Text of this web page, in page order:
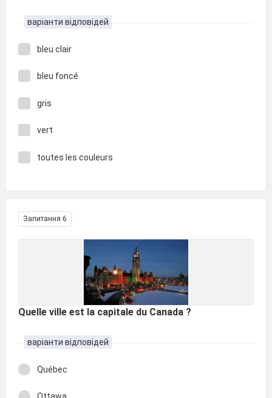
варіанти відповідей
bleu clair
bleu foncé
gris
vert
toutes les couleurs
Запитання 6
Quelle ville est la capitale du Canada ?
варіанти відповідей
Québec